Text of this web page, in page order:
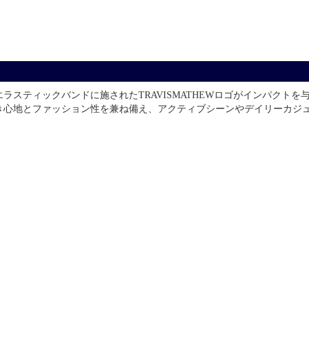
スティックバンドに施されたTRAVISMATHEWロゴがインパクトを
地とファッション性を兼ね備え、アクティブシーンやデイリーカジ